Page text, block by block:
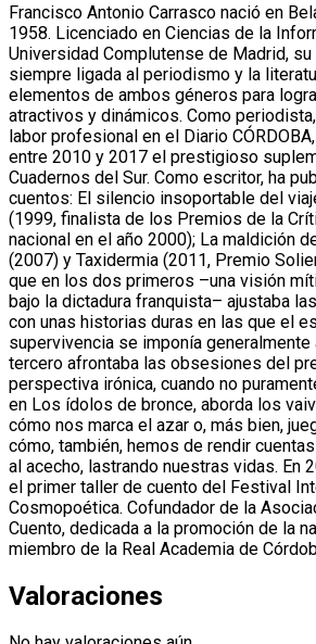
Francisco Antonio Carrasco nació en
1958. Licenciado en Ciencias de la
Universidad Complutense de Madrid,
siempre ligada al periodismo y la
elementos de ambos géneros para
atractivos y dinámicos. Como
labor profesional en el Diario
entre 2010 y 2017 el prestigioso
Cuadernos del Sur. Como escritor, ha
cuentos: El silencio insoportable del
(1999, finalista de los Premios de la
nacional en el año 2000); La maldición
(2007) y Taxidermia (2011, Premio
que en los dos primeros –una visión
bajo la dictadura franquista– ajustaba
con unas historias duras en las que el
supervivencia se imponía generalmente
tercero afrontaba las obsesiones del
perspectiva irónica, cuando no
en Los ídolos de bronce, aborda los
cómo nos marca el azar o, más bien,
cómo, también, hemos de rendir
al acecho, lastrando nuestras vidas. En
el primer taller de cuento del Festival
Cosmopoética. Cofundador de la
Cuento, dedicada a la promoción de la
miembro de la Real Academia de
Valoraciones